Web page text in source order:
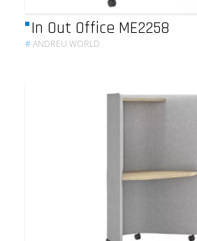
In Out Office ME2258
#ANDREU WORLD